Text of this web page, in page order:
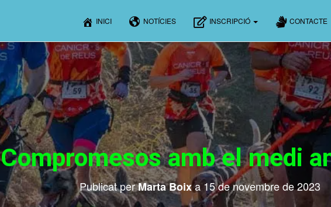
INICI NOTÍCIES INSCRIPCIÓ CONTACTE
Compromesos amb el medi
Publicat perMarta Boixa15 de novembre de 2023